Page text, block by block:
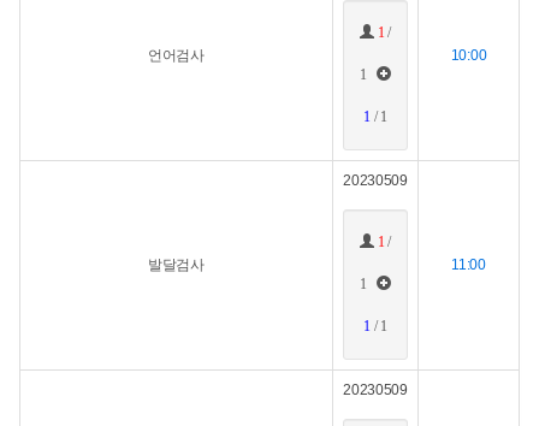
언어검사
1 /
1
1 / 1
10:00
발달검사
20230509
1 /
1
1 / 1
11:00
20230509